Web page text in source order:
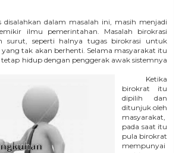
dalam masalah ini, masih menjadi
ilmu pemerintahan. Masalah birokrasi
surut, seperti halnya tugas birokrasi untuk
tak akan berhenti. Selama masyarakat itu
tetap hidup dengan penggerak awak sistemnya
Ketika
birokrat itu
dipilih dan
ditunjuk oleh
masyarakat,
pada saat itu
pula birokrat
mempunyai